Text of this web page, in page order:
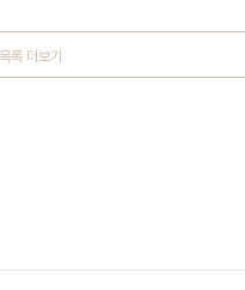
목록 더보기